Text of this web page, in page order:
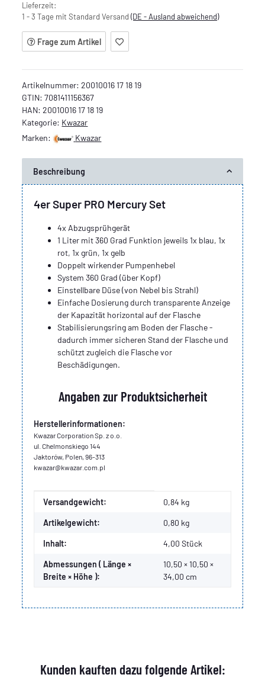
Lieferzeit:
1 - 3 Tage mit Standard Versand(DE - Ausland abweichend)
Frage zum Artikel
Artikelnummer:20010016 17 18 19
GTIN: 7081411156367
HAN: 20010016 17 18 19
Kategorie: Kwazar
Marken:
Kwazar
Beschreibung
4er Super PRO Mercury Set
4x Abzugsprühgerät
1 Liter mit 360 Grad Funktion jeweils 1x blau, 1x
rot, 1x grün, 1x gelb
Doppelt wirkender Pumpenhebel
System 360 Grad (über Kopf)
Einstellbare Düse (von Nebel bis Strahl)
Einfache Dosierung durch transparente Anzeige
der Kapazität horizontal auf der Flasche
Stabilisierungsring am Boden der Flasche -
dadurch immer sicheren Stand der Flasche und
schützt zugleich die Flasche vor
Beschädigungen.
Angaben zur Produktsicherheit
Herstellerinformationen:
Kwazar Corporation Sp. z o.o.
ul. Chelmonskiego 144
Jaktorów, Polen, 96-313
kwazar@kwazar.com.pl
Produkteigenschaft
Wert
Versandgewicht: 0,84 kg
Artikelgewicht: 0,80 kg
Inhalt: 4,00 Stück
Abmessungen ( Länge ×
Breite × Höhe ):
10,50 × 10,50 ×
34,00 cm
Kunden kauften dazu folgende Artikel: